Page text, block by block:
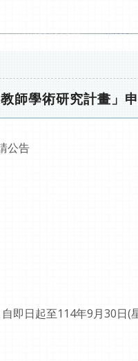
師學術研究計畫」
公告
日起至114年9月30日(